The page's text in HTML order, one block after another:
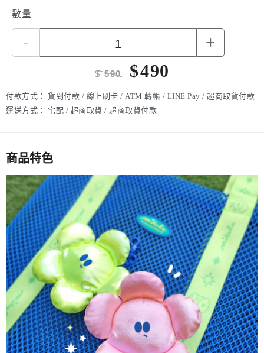
數量
- +
$590 $490
付款方式：
貨到付款 / 線上刷卡 / ATM 轉帳 / LINE Pay / 超商取貨付款
運送方式：
宅配 / 超商取貨 / 超商取貨付款
商品特色